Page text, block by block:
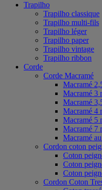
Trapilho
Trapilho classique
Trapilho multi-fils
Trapilho léger
Trapilho paper
Trapilho vintage
Trapilho ribbon
Corde
Corde Macramé
Macramé
Macramé 3
Macramé
Macramé 4
Macramé 5
Macramé 7
Macramé
Cordon coton
Coton
Coton
Coton
Cordon Coton